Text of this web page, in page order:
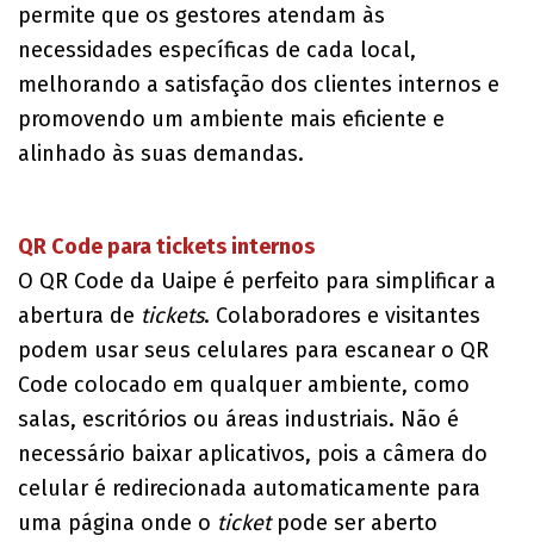
permite que os gestores atendam às
necessidades específicas de cada local,
melhorando a satisfação dos clientes internos e
promovendo um ambiente mais eficiente e
alinhado às suas demandas.
QR Code para tickets internos
O QR Code da Uaipe é perfeito para simplificar a
abertura de tickets. Colaboradores e visitantes
podem usar seus celulares para escanear o QR
Code colocado em qualquer ambiente, como
salas, escritórios ou áreas industriais. Não é
necessário baixar aplicativos, pois a câmera do
celular é redirecionada automaticamente para
uma página onde o ticket pode ser aberto